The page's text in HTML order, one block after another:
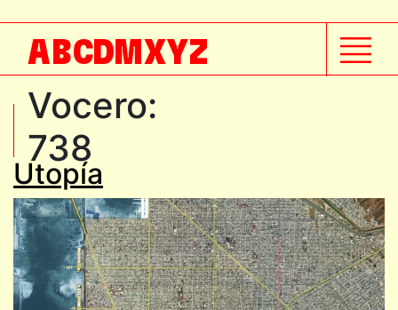
ABCDMXYZ
Vocero:
738
Utopía